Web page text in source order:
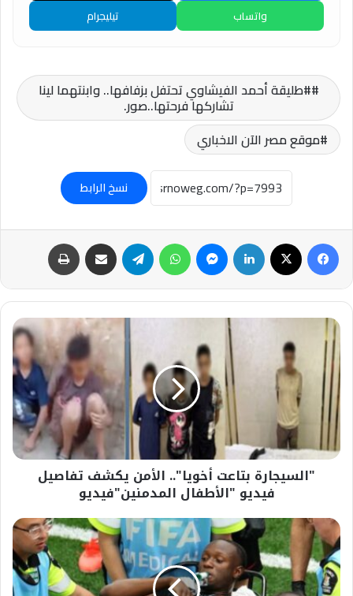
واتساب
تيليجرام
#طليقة أحمد الفيشاوي تحتفل بزفافها.. وابنتهما لينا
تشاركها فرحتها..صور.
موقع مصر الآن الاخباري
نسخ الرابط
فيسبوك لينكدإن ماسنجر واتساب تيلقرام مشاركة عبر البريد
"السيجارة
بتاعت
أخويا"..
الأمن
يكشف
تفاصيل
فيديو
"الأطفال
المدمنين"فيديو
"السيجارة بتاعت أخويا".. الأمن يكشف تفاصيل
فيديو "الأطفال المدمنين"فيديو
عاجل-
إصابة
مروعة
توقف
اللقاء